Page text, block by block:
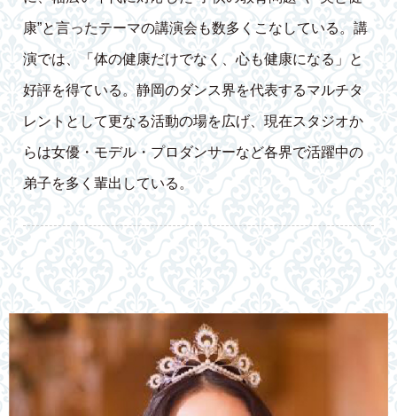
康”と言ったテーマの講演会も数多くこなしている。講
演では、「体の健康だけでなく、心も健康になる」と
好評を得ている。静岡のダンス界を代表するマルチタ
レントとして更なる活動の場を広げ、現在スタジオか
らは女優・モデル・プロダンサーなど各界で活躍中の
弟子を多く輩出している。